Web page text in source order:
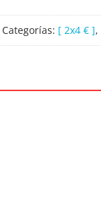
Categorías: [ 2x4 € ],